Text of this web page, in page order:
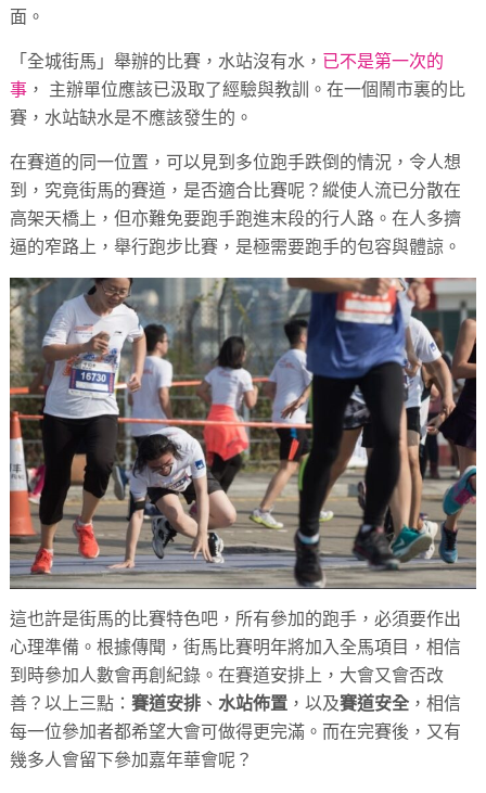
面。
「全城街馬」舉辦的比賽，水站沒有水， 已不是第一次的
事 ， 主辦單位應該已汲取了經驗與教訓。在一個鬧市裏的比
賽，水站缺水是不應該發生的。
在賽道的同一位置，可以見到多位跑手跌倒的情況，令人想
到，究竟街馬的賽道，是否適合比賽呢？縱使人流已分散在
高架天橋上，但亦難免要跑手跑進末段的行人路。在人多擠
逼的窄路上，舉行跑步比賽，是極需要跑手的包容與體諒。
這也許是街馬的比賽特色吧，所有參加的跑手，必須要作出
心理準備。根據傳聞，街馬比賽明年將加入全馬項目，相信
到時參加人數會再創紀錄。在賽道安排上，大會又會否改
善？以上三點：賽道安排 、 水站佈置 ，以及賽道安全 ，相信
每一位參加者都希望大會可做得更完滿。而在完賽後，又有
幾多人會留下參加嘉年華會呢？